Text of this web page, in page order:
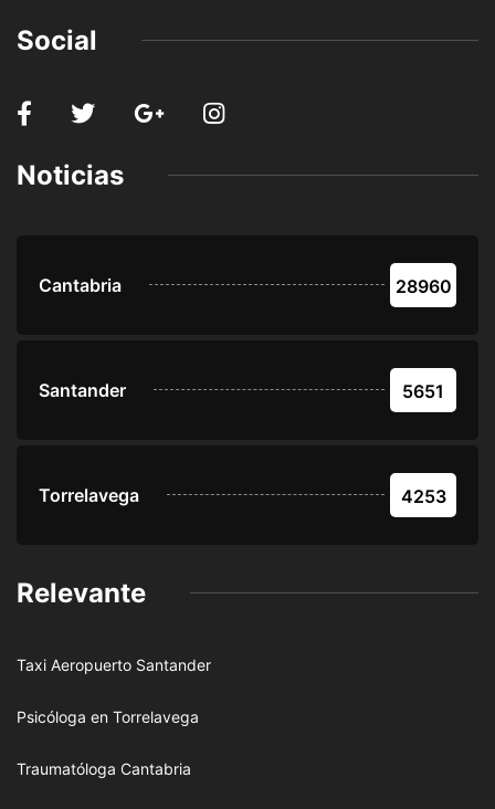
Social
Noticias
Cantabria 28960
Santander 5651
Torrelavega 4253
Relevante
Taxi Aeropuerto Santander
Psicóloga en Torrelavega
Traumatóloga Cantabria